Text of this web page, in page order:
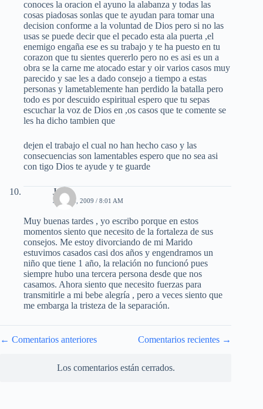
conoces la oracion el ayuno la alabanza y todas las
cosas piadosas sonlas que te ayudan para tomar una
decision conforme a la voluntad de Dios pero si no las
usas se puede decir que el pecado esta ala puerta ,el
enemigo engaña ese es su trabajo y te ha puesto en tu
corazon que tu sientes quererlo pero no es asi es un a
obra se la carne me atocado estar y oir varios casos muy
parecido y sae les a dado consejo a tiempo a estas
personas y lametablemente han perdido la batalla pero
todo es por descuido espiritual espero que tu sepas
escuchar la voz de Dios en ,os casos que te comente se
les ha dicho tambien que
dejen el trabajo el cual no han hecho caso y las
consecuencias son lamentables espero que no sea asi
con tigo Dios te ayude y te guarde
Jade
JULIO 5, 2009 / 8:01 AM
Muy buenas tardes , yo escribo porque en estos
momentos siento que necesito de la fortaleza de sus
consejos. Me estoy divorciando de mi Marido
estuvimos casados casi dos años y engendramos un
niño que tiene 1 año, la relación no funcionó pues
siempre hubo una tercera persona desde que nos
casamos. Ahora siento que necesito fuerzas para
transmitirle a mi bebe alegría , pero a veces siento que
me embarga la tristeza de la separación.
de
← Comentarios anteriores Comentarios recientes →
Los comentarios están cerrados.